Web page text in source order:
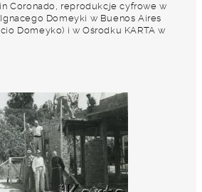
Coronado, reprodukcje cyfrowe w
Domeyki w Buenos Aires
Domeyko) i w Ośrodku KARTA w